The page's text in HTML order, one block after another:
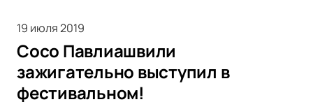
19 июля 2019
Сосо Павлиашвили
зажигательно выступил в
фестивальном!